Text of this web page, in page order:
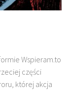
Wspieram.to
części
której akcja